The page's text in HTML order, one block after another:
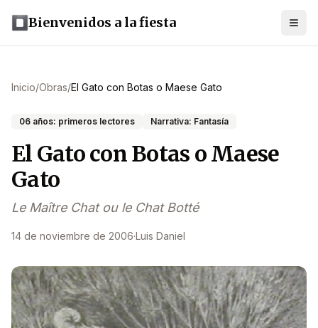
Bienvenidos a la fiesta
Inicio/Obras/El Gato con Botas o Maese Gato
06 años: primeros lectores Narrativa: Fantasía
El Gato con Botas o Maese
Gato
Le Maître Chat ou le Chat Botté
14 de noviembre de 2006·Luis Daniel